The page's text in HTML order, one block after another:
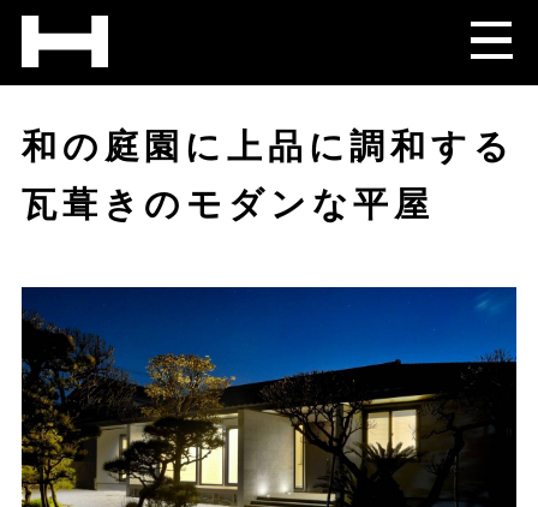
和の庭園に上品に調和する
瓦葺きのモダンな平屋